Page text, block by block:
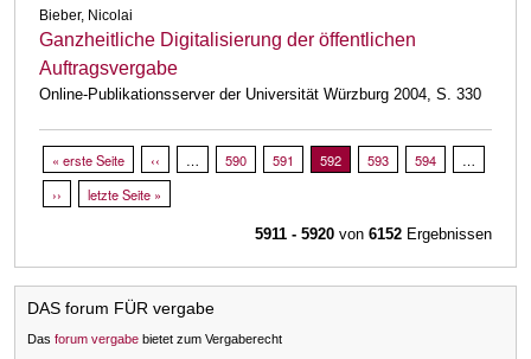
Bieber, Nicolai
Ganzheitliche Digitalisierung der öffentlichen
Auftragsvergabe
Online-Publikationsserver der Universität Würzburg 2004, S. 330
Seitennummerierung
Erste Seite
« erste Seite Vorherige Seite
‹‹ … Page
590 Page
591 Aktuelle Seite
592 Page
593 Page
594
…
Nächste Seite
›› Letzte Seite
letzte Seite »
5911 - 5920 von 6152 Ergebnissen
DAS forum FÜR vergabe
Das forum vergabe bietet zum Vergaberecht